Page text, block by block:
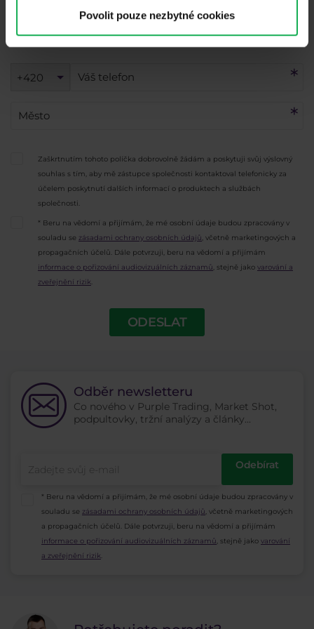
Povolit pouze nezbytné cookies
+420
Zaškrtnutím tohoto políčka dobrovolně žádám a poskytuji svůj výslovný
souhlas s tím, aby mě zástupce společnosti kontaktoval telefonicky za
účelem poskytnutí dalších informací o produktech a službách
společnosti.
* Beru na vědomí a přijímám, že mé osobní údaje budou zpracovány v
souladu se zásadami ochrany osobních údajů, včetně marketingových a
propagačních účelů. Dále potvrzuji, beru na vědomí a přijímám
informace o pořizování audiovizuálních záznamů, stejně jako varování a
zveřejnění rizik.
ODESLAT
Odběr newsletteru
Co nového v Purple Trading, Market Shot,
podpultovky, tržní analýzy a články...
Odebírat
* Beru na vědomí a přijímám, že mé osobní údaje budou zpracovány v
souladu se zásadami ochrany osobních údajů, včetně marketingových
a propagačních účelů. Dále potvrzuji, beru na vědomí a přijímám
informace o pořizování audiovizuálních záznamů, stejně jako varování
a zveřejnění rizik.